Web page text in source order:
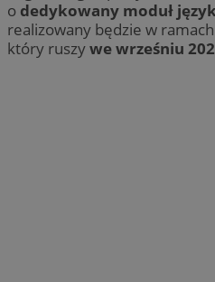
o dedykowany moduł
realizowany będzie w
który ruszywe wrześniu